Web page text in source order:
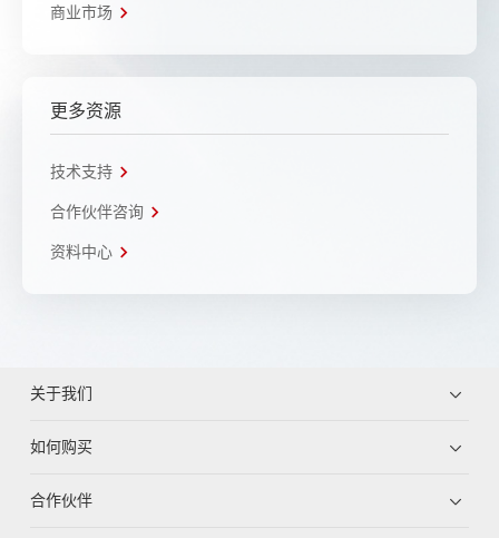
商业市场
更多资源
技术支持
合作伙伴咨询
资料中心
关于我们
如何购买
合作伙伴